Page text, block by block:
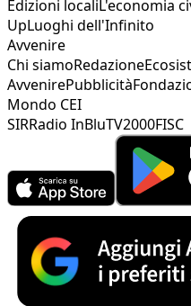
Edizioni localiL'economia
UpLuoghi dell'Infinito
Avvenire
Chi siamoRedazione
AvvenirePubblicità
Mondo CEI
SIRRadio InBluTV2000FISC